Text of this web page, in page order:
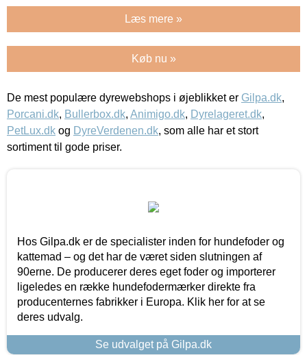
Læs mere »
Køb nu »
De mest populære dyrewebshops i øjeblikket er Gilpa.dk,
Porcani.dk, Bullerbox.dk, Animigo.dk, Dyrelageret.dk,
PetLux.dk og DyreVerdenen.dk, som alle har et stort
sortiment til gode priser.
Hos Gilpa.dk er de specialister inden for hundefoder og
kattemad – og det har de været siden slutningen af
90erne. De producerer deres eget foder og importerer
ligeledes en række hundefodermærker direkte fra
producenternes fabrikker i Europa. Klik her for at se
deres udvalg.
Se udvalget på Gilpa.dk